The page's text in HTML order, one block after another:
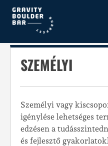
Skip
SZEMÉLYI
Személyi vagy
igénylése lehetséges
edzésen a
és fejlesztő